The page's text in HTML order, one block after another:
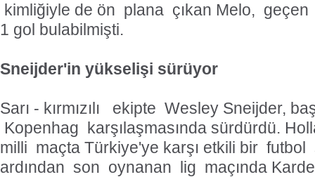
kimliğiyle de ön plana çıkan Melo,
1 gol bulabilmişti.
Sneijder'in yükselişi sürüyor
Sarı - kırmızılı ekipte Wesley Sneijder,
Kopenhag karşılaşmasında sürdürdü.
milli maçta Türkiye'ye karşı etkili bir futbol
ardından son oynanan lig maçında